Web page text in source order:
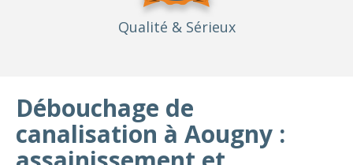
Qualité & Sérieux
Débouchage de
canalisation à Aougny :